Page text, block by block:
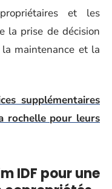
et les
la prise de décision
maintenance et la
supplémentaires
rochelle pour leurs
IDF pour une